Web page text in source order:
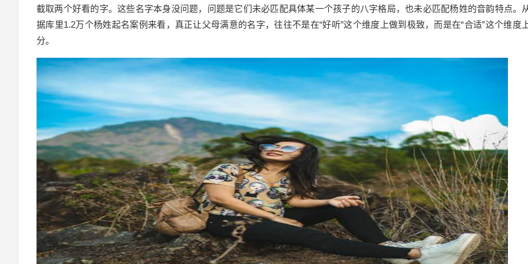
截取两个好看的字。这些名字本身没问题，问题是它们未必匹配具体某一个孩子的八字格局，也未必匹配杨姓的音韵特点。
据库里1.2万个杨姓起名案例来看，真正让父母满意的名字，往往不是在“好听”这个维度上做到极致，而是在“合适”这个维度
分。